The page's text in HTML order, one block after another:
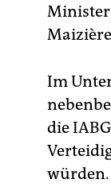
Minister
Im
die
würden.